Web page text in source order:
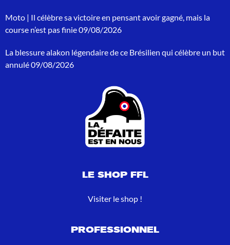
o
u
:
Moto | Il célèbre sa victoire en pensant avoir gagné, mais la
course n’est pas finie09/08/2026
La blessure alakon légendaire de ce Brésilien qui célèbre un but
annulé09/08/2026
LE SHOP FFL
Visiter le shop !
PROFESSIONNEL